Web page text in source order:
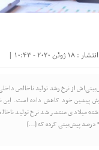
از نرخ رشد تولید ناخالص داخلی
پیشین خود کاهش داده است. این
میلادی منتشر شد نرخ تولید